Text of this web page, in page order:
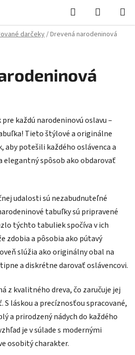
Hľadať
KOŠÍK
darčeky/Drevená narodeninová
každú narodeninovú oslavu –
Tieto štýlové a originálne
aby potešili každého oslávenca a
elegantný spôsob ako obdarovať
udalosti sú nezabudnuteľné
tabuľky sú pripravené
týchto tabuliek spočíva v ich
zdobia a pôsobia ako pútavý
slúžia ako originálny obal na
a diskrétne darovať oslávencovi.
z kvalitného dreva, čo zaručuje jej
láskou a precíznosťou spracované,
a prirodzený nádych do každého
je v súlade s modernými
osobitý charakter.